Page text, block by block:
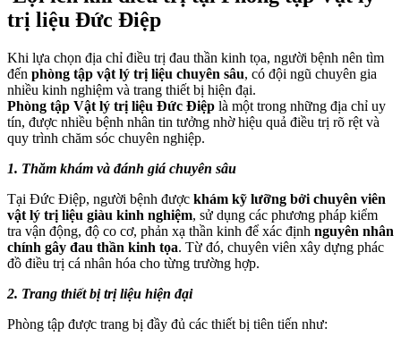
trị liệu Đức Điệp
Khi lựa chọn địa chỉ điều trị đau thần kinh tọa, người bệnh nên tìm
đến phòng tập vật lý trị liệu chuyên sâu, có đội ngũ chuyên gia
nhiều kinh nghiệm và trang thiết bị hiện đại.
Phòng tập Vật lý trị liệu Đức Điệp là một trong những địa chỉ uy
tín, được nhiều bệnh nhân tin tưởng nhờ hiệu quả điều trị rõ rệt và
quy trình chăm sóc chuyên nghiệp.
1. Thăm khám và đánh giá chuyên sâu
Tại Đức Điệp, người bệnh được khám kỹ lưỡng bởi chuyên viên
vật lý trị liệu giàu kinh nghiệm, sử dụng các phương pháp kiểm
tra vận động, độ co cơ, phản xạ thần kinh để xác định nguyên nhân
chính gây đau thần kinh tọa. Từ đó, chuyên viên xây dựng phác
đồ điều trị cá nhân hóa cho từng trường hợp.
2. Trang thiết bị trị liệu hiện đại
Phòng tập được trang bị đầy đủ các thiết bị tiên tiến như: